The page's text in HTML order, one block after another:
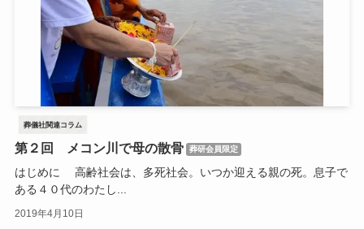
葬儀社関連コラム
第２回 メコン川で母の散骨 葬研会員限定
はじめに 高齢社会は、多死社会。いつか迎える親の死。息子で
ある４０代のわたし...
2019年4月10日